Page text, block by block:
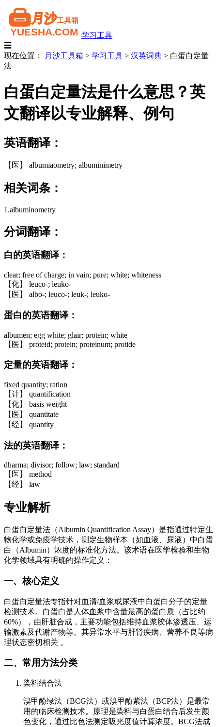
学习工具
☰
现在位置：
月沙工具箱 > 学习工具 > 汉英词典 > 白蛋白定量
法
白蛋白定量法是什么意思？英
文翻译以专业解释、例句
英语翻译：
【医】 albumiaometry; albuminimetry
相关词条：
1.albuminometry
分词翻译：
白的英语翻译：
clear; free of charge; in vain; pure; white; whiteness
【化】 leuco-; leuko-
【医】 albo-; leuco-; leuk-; leuko-
蛋白的英语翻译：
albumen; egg white; glair; protein; white
【医】 proteid; protein; proteinum; protide
定量的英语翻译：
fixed quantity; ration
【计】 quantification
【化】 basis weight
【医】 quantitate
【经】 quantity
法的英语翻译：
dharma; divisor; follow; law; standard
【医】 method
【经】 law
专业解析
白蛋白定量法（Albumin Quantification Assay）是指通过特定生
物化学或免疫学技术，测定生物样本（如血液、尿液）中白蛋
白（Albumin）浓度的标准化方法。该术语在医学检验和生物
化学领域具有明确的操作定义：
一、核心定义
白蛋白定量法专指针对血清/血浆或尿液中白蛋白分子的定量
检测技术。白蛋白是人体血浆中含量最高的蛋白质（占比约
60%），由肝脏合成，主要功能包括维持血浆胶体渗透压、运
输激素及代谢产物等。其异常水平与肝肾疾病、营养不良等病
理状态密切相关 。
二、常用方法分类
染料结合法
溴甲酚绿法（BCG法）或溴甲酚紫法（BCP法）是最常
用的临床检测技术。原理是染料与白蛋白结合后发生颜
色变化，通过比色法测定吸光度值计算浓度。BCG法成